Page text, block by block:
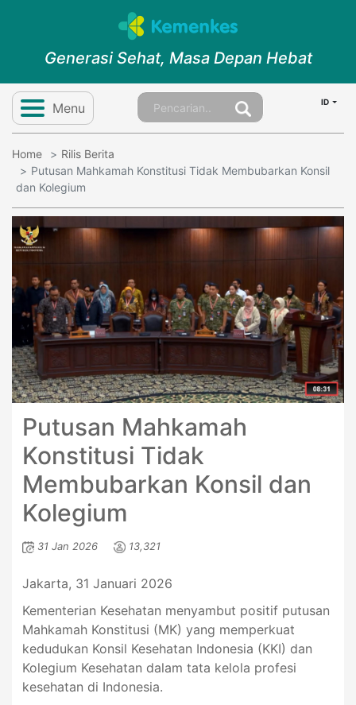
Generasi Sehat, Masa Depan Hebat
Menu ID
Home
Rilis Berita
Putusan Mahkamah Konstitusi Tidak Membubarkan Konsil
dan Kolegium
Putusan Mahkamah
Konstitusi Tidak
Membubarkan Konsil dan
Kolegium
31 Jan 2026 13,321
Jakarta, 31 Januari 2026
Kementerian Kesehatan menyambut positif putusan
Mahkamah Konstitusi (MK) yang memperkuat
kedudukan Konsil Kesehatan Indonesia (KKI) dan
Kolegium Kesehatan dalam tata kelola profesi
kesehatan di Indonesia.